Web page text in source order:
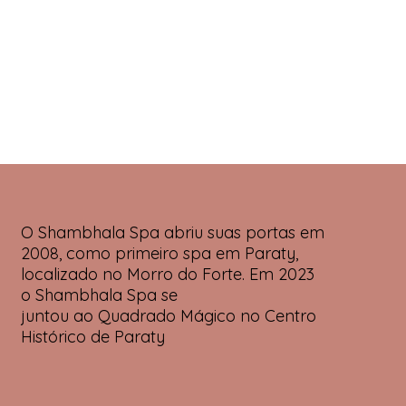
O Shambhala Spa abriu suas portas em
2008, como primeiro spa em Paraty,
localizado no Morro do Forte. Em 2023
o Shambhala Spa se
juntou ao Quadrado Mágico no Centro
Histórico de Paraty